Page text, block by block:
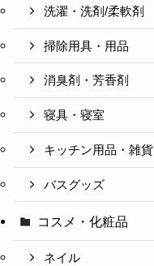
洗濯・洗剤/柔軟剤
掃除用具・用品
消臭剤・芳香剤
寝具・寝室
キッチン用品・雑貨
バスグッズ
コスメ・化粧品
ネイル